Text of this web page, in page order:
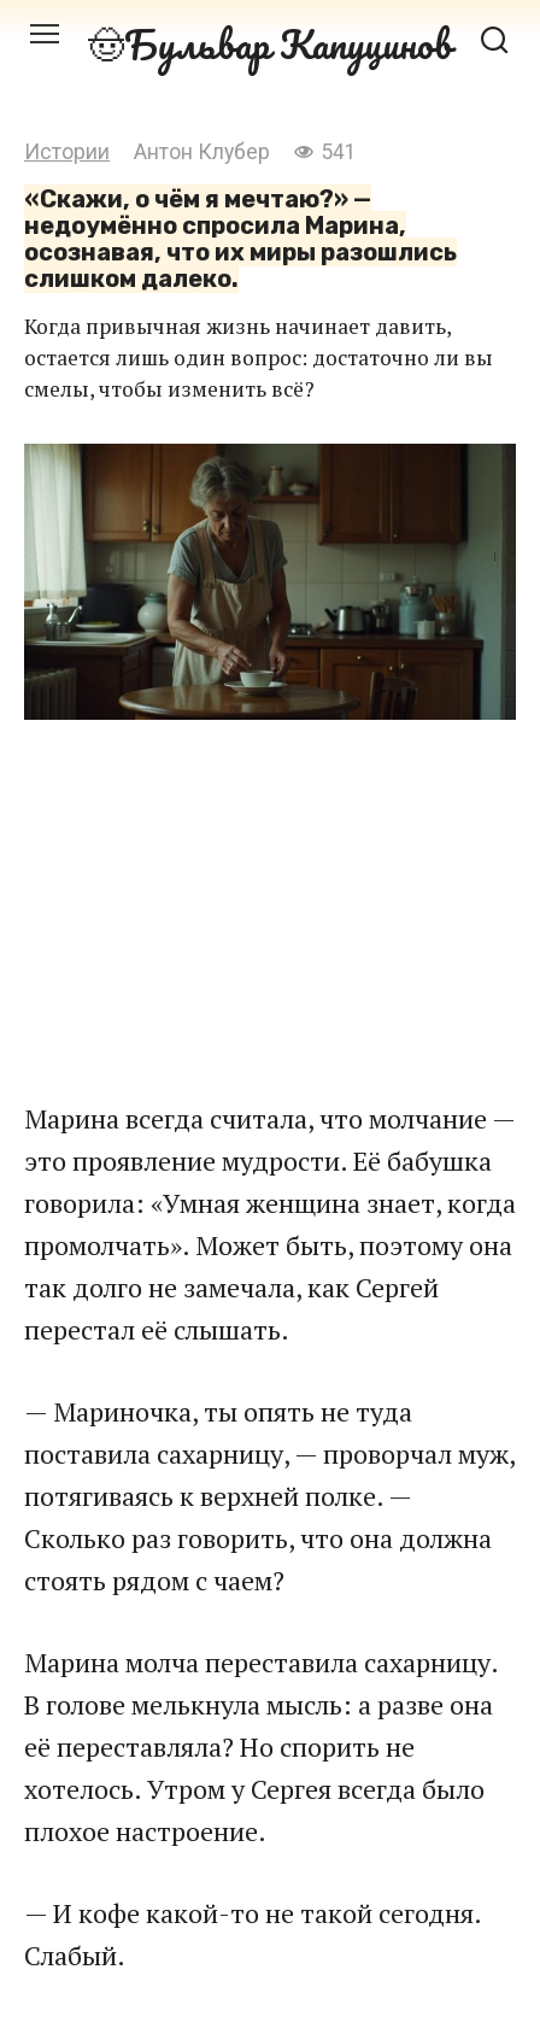
Перейти Бульвар Капуцинов
Истории Антон Клубер 541
«Скажи, о чём я мечтаю?» —
недоумённо спросила Марина,
осознавая, что их миры разошлись
слишком далеко.
Когда привычная жизнь начинает давить,
остается лишь один вопрос: достаточно ли вы
смелы, чтобы изменить всё?
Марина всегда считала, что молчание —
это проявление мудрости. Её бабушка
говорила: «Умная женщина знает, когда
промолчать». Может быть, поэтому она
так долго не замечала, как Сергей
перестал её слышать.
— Мариночка, ты опять не туда
поставила сахарницу, — проворчал муж,
потягиваясь к верхней полке. —
Сколько раз говорить, что она должна
стоять рядом с чаем?
Марина молча переставила сахарницу.
В голове мелькнула мысль: а разве она
её переставляла? Но спорить не
хотелось. Утром у Сергея всегда было
плохое настроение.
— И кофе какой-то не такой сегодня.
Слабый.